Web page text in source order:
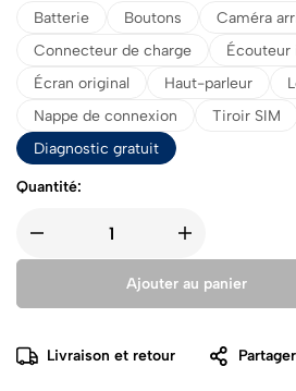
Batterie Boutons Caméra
Connecteur de charge
Écouteur
Écran original
Haut-parleur
Nappe de connexion
Tiroir SIM
Diagnostic gratuit
Quantité:
Ajouter au panier
Livraison et retour Partager